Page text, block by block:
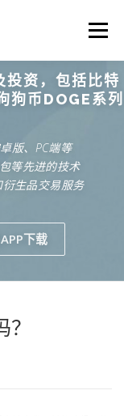
Menu
下载
队
投资，包括比特
狗币DOGE系列
版、PC端等
等先进的技术
衍生品交易服务
下载